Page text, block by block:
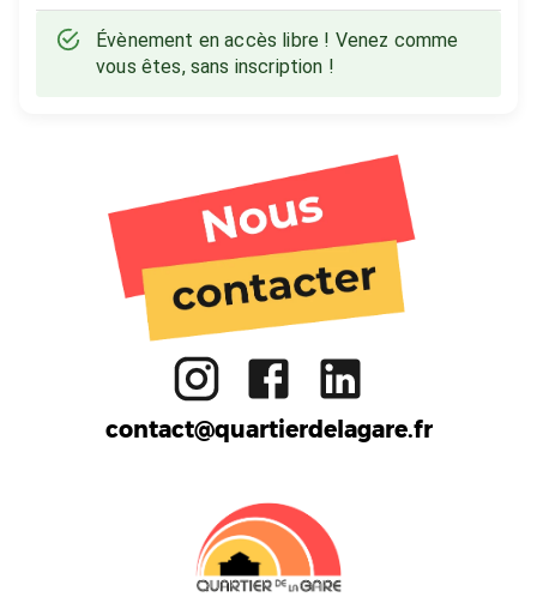
Évènement en accès libre ! Venez comme
vous êtes, sans inscription !
contact@quartierdelagare.fr
Tiers lieu
Ateliers
Gare aux enfants
Restaurant
FabLab
Réemploi
Formation
Cuisine partagée
Boutique
Massy